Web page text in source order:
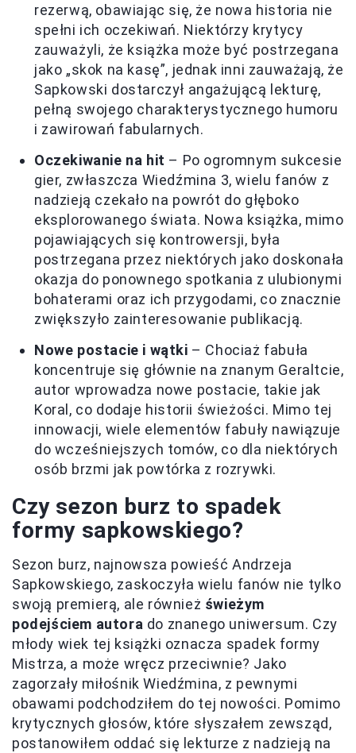
rezerwą, obawiając się, że nowa historia nie
spełni ich oczekiwań. Niektórzy krytycy
zauważyli, że książka może być postrzegana
jako „skok na kasę”, jednak inni zauważają, że
Sapkowski dostarczył angażującą lekturę,
pełną swojego charakterystycznego humoru
i zawirowań fabularnych.
Oczekiwanie na hit – Po ogromnym sukcesie
gier, zwłaszcza Wiedźmina 3, wielu fanów z
nadzieją czekało na powrót do głęboko
eksplorowanego świata. Nowa książka, mimo
pojawiających się kontrowersji, była
postrzegana przez niektórych jako doskonała
okazja do ponownego spotkania z ulubionymi
bohaterami oraz ich przygodami, co znacznie
zwiększyło zainteresowanie publikacją.
Nowe postacie i wątki – Chociaż fabuła
koncentruje się głównie na znanym Geraltcie,
autor wprowadza nowe postacie, takie jak
Koral, co dodaje historii świeżości. Mimo tej
innowacji, wiele elementów fabuły nawiązuje
do wcześniejszych tomów, co dla niektórych
osób brzmi jak powtórka z rozrywki.
Czy sezon burz to spadek
formy sapkowskiego?
Sezon burz, najnowsza powieść Andrzeja
Sapkowskiego, zaskoczyła wielu fanów nie tylko
swoją premierą, ale również świeżym
podejściem autora do znanego uniwersum. Czy
młody wiek tej książki oznacza spadek formy
Mistrza, a może wręcz przeciwnie? Jako
zagorzały miłośnik Wiedźmina, z pewnymi
obawami podchodziłem do tej nowości. Pomimo
krytycznych głosów, które słyszałem zewsząd,
postanowiłem oddać się lekturze z nadzieją na